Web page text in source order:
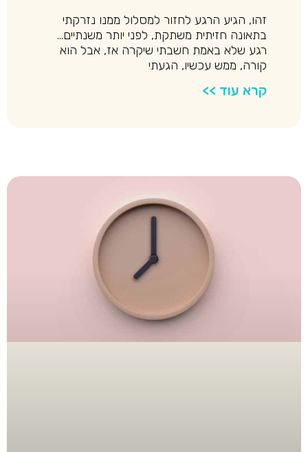
זהו, הגיע הרגע לחזור למסלול ממנו נזרקתי
בתאונה חזיתית משתקת, לפני יותר משנתיים…
רגע שלא באמת חשבתי שיקרה אז, אבל הוא
קורה, ממש עכשיו, הגעתי
קרא עוד >>